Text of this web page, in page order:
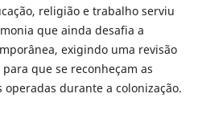
religião e trabalho serviu
que ainda desafia a
exigindo uma revisão
que se reconheçam as
operadas durante a colonização.